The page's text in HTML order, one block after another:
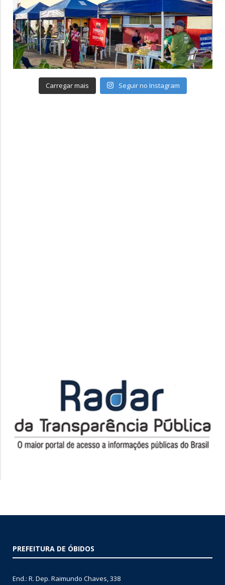
Carregar mais Seguir no Instagram
PREFEITURA DE ÓBIDOS
End.: R. Dep. Raimundo Chaves, 338